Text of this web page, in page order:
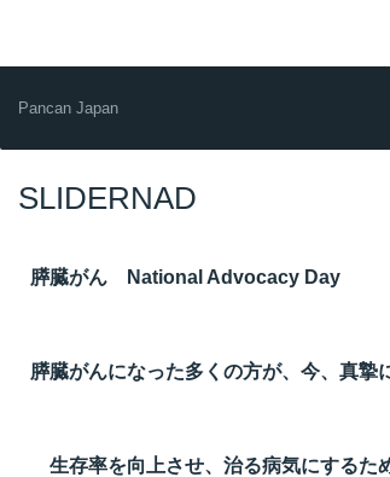
Pancan Japan
SLIDERNAD
膵臓がん National Advocacy Day
膵臓がんになった多くの方が、今、真摯
生存率を向上させ、治る病気にするた